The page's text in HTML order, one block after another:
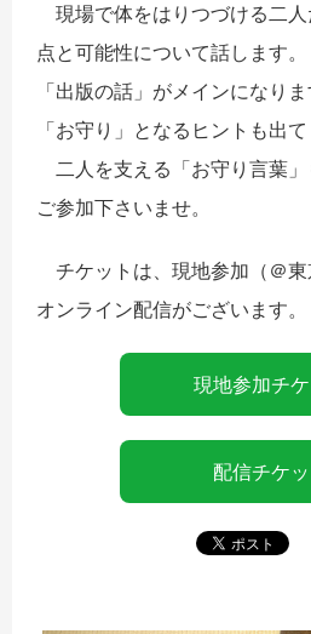
現場で体をはりつづける二
点と可能性について話します。
「出版の話」がメインになり
「お守り」となるヒントも出て
二人を支える「お守り言葉
ご参加下さいませ。
チケットは、現地参加（＠
オンライン配信がございます。
現地参加チケ
配信チケッ